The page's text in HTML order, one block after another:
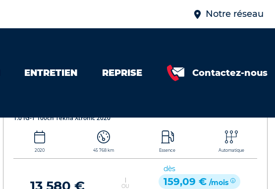
Notre réseau
ENTRETIEN REPRISE Contactez-nous
1.0 IG-T 100ch Tekna Xtronic 2020
2020 45 768 km Essence Automatique
OU
dès
159,09 € /mois